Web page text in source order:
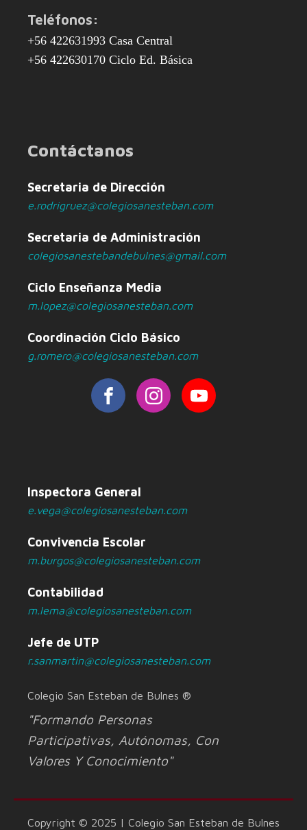
Teléfonos:
+56 422631993 Casa Central
+56 422630170 Ciclo Ed. Básica
Contáctanos
Secretaria de Dirección
e.rodrigruez@colegiosanesteban.com
Secretaria de Administración
colegiosanestebandebulnes@gmail.com
Ciclo Enseñanza Media
m.lopez@colegiosanesteban.com
Coordinación Ciclo Básico
g.romero@colegiosanesteban.com
Inspectora General
e.vega@colegiosanesteban.com
Convivencia Escolar
m.burgos@colegiosanesteban.com
Contabilidad
m.lema@colegiosanesteban.com
Jefe de UTP
r.sanmartin@colegiosanesteban.com
Colegio San Esteban de Bulnes ®
"Formando Personas
Participativas, Autónomas, Con
Valores Y Conocimiento"
Copyright © 2025 | Colegio San Esteban de Bulnes